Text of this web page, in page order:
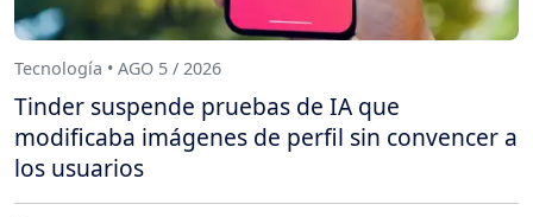
Tecnología • AGO 5 / 2026
Tinder suspende pruebas de IA que
modificaba imágenes de perfil sin convencer a
los usuarios